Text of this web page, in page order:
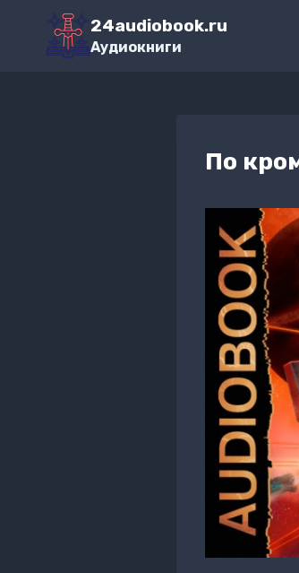
Перейти
содержимому
24audiobook.ru
Аудиокниги
По